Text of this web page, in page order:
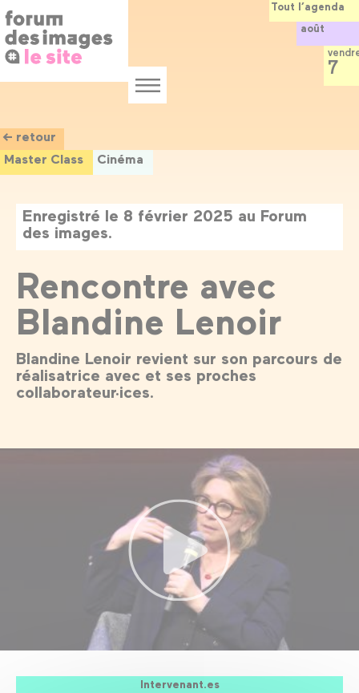
au
contenu
principal
Menu
← retour
Master Class
Cinéma
Enregistré le 8 février 2025 au Forum
des images.
Rencontre avec
Blandine Lenoir
Blandine Lenoir revient sur son parcours de
réalisatrice avec et ses proches
collaborateur·ices.
Intervenant.es
Tout l’agenda
août
7